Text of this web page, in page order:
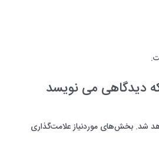
دیدگاهی می نویسد
شد. بخش‌های موردنیاز علامت‌گذاری